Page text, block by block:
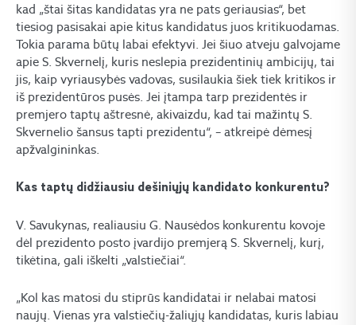
kad „štai šitas kandidatas yra ne pats geriausias“, bet
tiesiog pasisakai apie kitus kandidatus juos kritikuodamas.
Tokia parama būtų labai efektyvi. Jei šiuo atveju galvojame
apie S. Skvernelį, kuris neslepia prezidentinių ambicijų, tai
jis, kaip vyriausybės vadovas, susilaukia šiek tiek kritikos ir
iš prezidentūros pusės. Jei įtampa tarp prezidentės ir
premjero taptų aštresnė, akivaizdu, kad tai mažintų S.
Skvernelio šansus tapti prezidentu“, – atkreipė dėmesį
apžvalgininkas.
Kas taptų didžiausiu dešiniųjų kandidato konkurentu?
V. Savukynas, realiausiu G. Nausėdos konkurentu kovoje
dėl prezidento posto įvardijo premjerą S. Skvernelį, kurį,
tikėtina, gali iškelti „valstiečiai“.
„Kol kas matosi du stiprūs kandidatai ir nelabai matosi
naujų. Vienas yra valstiečių-žaliųjų kandidatas, kuris labiau